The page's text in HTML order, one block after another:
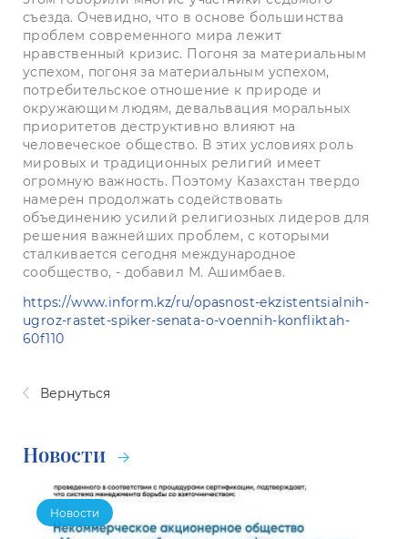
съезда. Очевидно, что в основе большинства
проблем современного мира лежит
нравственный кризис. Погоня за материальным
успехом, погоня за материальным успехом,
потребительское отношение к природе и
окружающим людям, девальвация моральных
приоритетов деструктивно влияют на
человеческое общество. В этих условиях роль
мировых и традиционных религий имеет
огромную важность. Поэтому Казахстан твердо
намерен продолжать содействовать
объединению усилий религиозных лидеров для
решения важнейших проблем, с которыми
сталкивается сегодня международное
сообщество, - добавил М. Ашимбаев.
https://www.inform.kz/ru/opasnost-ekzistentsialnih-
ugroz-rastet-spiker-senata-o-voennih-konfliktah-
60f110
Вернуться
Новости
Новости